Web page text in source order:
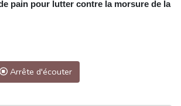
pain pour lutter contre la morsure de la
Arrête d'écouter